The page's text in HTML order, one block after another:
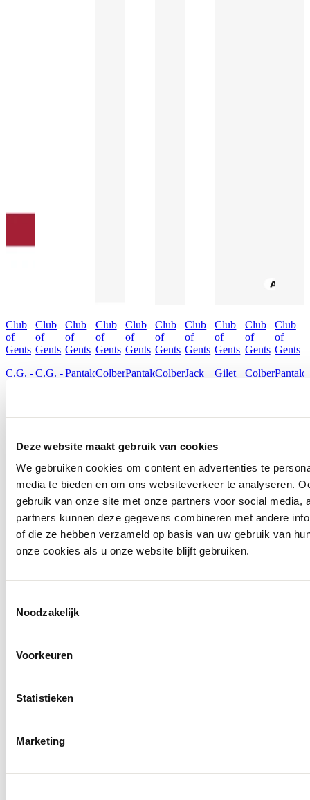
Deze website maakt gebruik van cookies
We gebruiken cookies om content en advertenties te
media te bieden en om ons websiteverkeer te analyseren.
gebruik van onze site met onze partners voor social media,
partners kunnen deze gegevens combineren met andere
of die ze hebben verzameld op basis van uw gebruik van
onze cookies als u onze website blijft gebruiken.
Noodzakelijk
Voorkeuren
Statistieken
Marketing
Club
of
Gents
C.G. -
146N0
424002
€ 219,95
Club
of
Gents
C.G. -
146N0
430013
€ 109,95
Club
of
Gents
Pantalon
Club
of
Gents
Colbert
Club
of
Gents
Pantalon
Club
of
Gents
Colbert
Club
of
Gents
Jack
Club
of
Gents
Gilet
Club
of
Gents
Colbert
Club
of
Gents
Ontdek alles van Club of Gents